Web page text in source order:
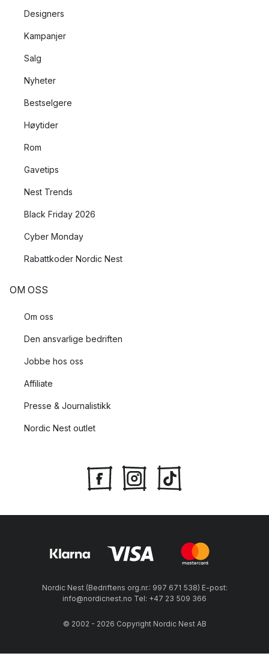
Designers
Kampanjer
Salg
Nyheter
Bestselgere
Høytider
Rom
Gavetips
Nest Trends
Black Friday 2026
Cyber Monday
Rabattkoder Nordic Nest
OM OSS
Om oss
Den ansvarlige bedriften
Jobbe hos oss
Affiliate
Presse & Journalistikk
Nordic Nest outlet
Nordic Nest (Bedriftens org.nr.: 997 671 538) E-post:
info@nordicnest.no Tel: +47 23 509 366
© 2002 - 2026 Copyright Nordic Nest AB